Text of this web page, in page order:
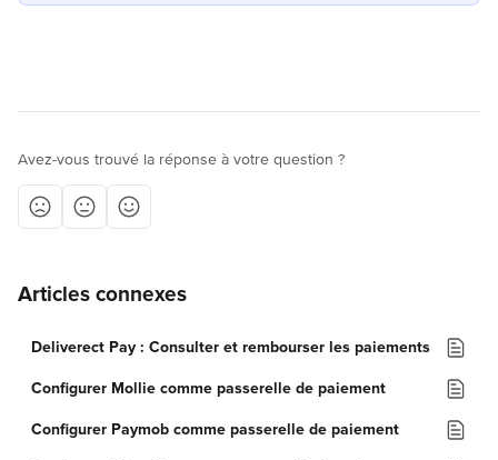
Avez-vous trouvé la réponse à votre question ?
Articles connexes
Deliverect Pay : Consulter et rembourser les paiements
Configurer Mollie comme passerelle de paiement
Configurer Paymob comme passerelle de paiement